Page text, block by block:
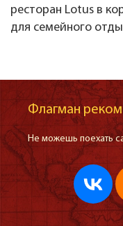
ресторан Lotus в
для семейного
Флагман
Не можешь поехать